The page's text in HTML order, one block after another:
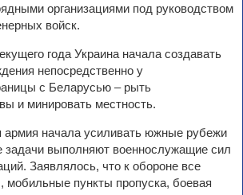
организациями под руководством
войск.
года Украина начала создавать
непосредственно у
с Беларусью – рыть
и минировать местность.
армия начала усиливать южные рубежи
задачи выполняют военнослужащие сил
Заявлялось, что к обороне все
мобильные пункты пропуска, боевая